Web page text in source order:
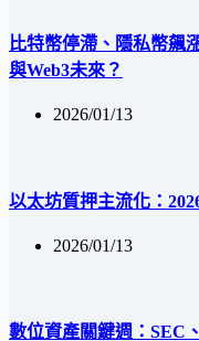
比特幣停滯、隱私幣飆
與Web3未來？
2026/01/13
以太坊質押主流化：
2026/01/13
數位資產關鍵週：SEC